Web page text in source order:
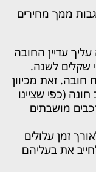
ממך מחירים
עדיין החובה
שקלים לשנה.
חובה. זאת מכיוון
(כפי שציינו
מושבתים
זמן עלולים
את בעליהם